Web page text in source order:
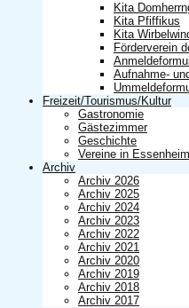
Kita
Kita Pfiffikus
Kita
Förderverein
Aufnahme-
Freizeit/Tourismus/Kultur
Gastronomie
Gästezimmer
Geschichte
Vereine in Essenheim
Archiv
Archiv 2026
Archiv 2025
Archiv 2024
Archiv 2023
Archiv 2022
Archiv 2021
Archiv 2020
Archiv 2019
Archiv 2018
Archiv 2017